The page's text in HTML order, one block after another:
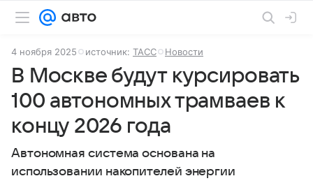
4 ноября 2025 источник: ТАСС Новости
В Москве будут курсировать
100 автономных трамваев к
концу 2026 года
Автономная система основана на
использовании накопителей энергии